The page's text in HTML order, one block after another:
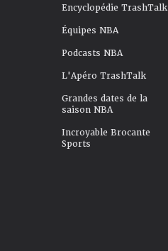
Encyclopédie TrashTalk
Équipes NBA
Podcasts NBA
L'Apéro TrashTalk
Grandes dates de la
saison NBA
Incroyable Brocante
Sports